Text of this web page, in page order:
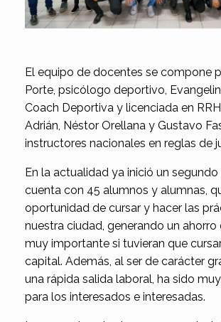
El equipo de docentes se compone
Porte, psicólogo deportivo,
Coach Deportiva y licenciada en
Adrián, Néstor Orellana y Gustavo
instructores nacionales en reglas de
En la actualidad ya inició un
cuenta con 45 alumnos y alumnas,
oportunidad de cursar y hacer las
nuestra ciudad, generando un ahorro
muy importante si tuvieran que
capital. Además, al ser de carácter
una rápida salida laboral, ha sido
para los interesados e interesadas.